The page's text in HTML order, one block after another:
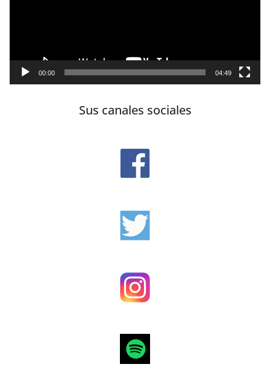
00:00 04:49
Sus canales sociales